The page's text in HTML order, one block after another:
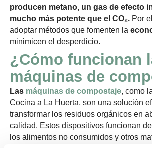
producen metano, un gas de efecto
mucho más potente que el CO₂. Por
adoptar métodos que fomenten la
minimicen el desperdicio.
¿Cómo funcionan
máquinas de
Las máquinas de compostaje, como
Cocina a La Huerta, son una solución
transformar los residuos orgánicos en
calidad. Estos dispositivos funcionan
los alimentos no consumidos y otros